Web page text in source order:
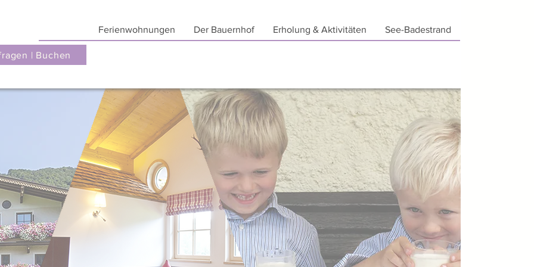
Ferienwohnungen Der Bauernhof Erholung & Aktivitäten See-Badestrand
| Buchen